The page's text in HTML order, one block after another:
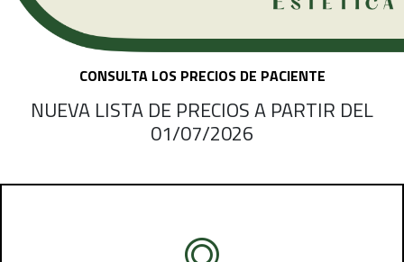
CONSULTA LOS PRECIOS DE PACIENTE
NUEVA LISTA DE PRECIOS A PARTIR DEL
01/07/2026